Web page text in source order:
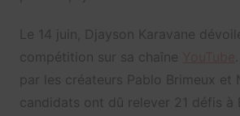
Le 14 juin, Djayson Karavane
compétition sur sa chaîne
par les créateurs Pablo Brimeux et
candidats ont dû relever 21 défis à